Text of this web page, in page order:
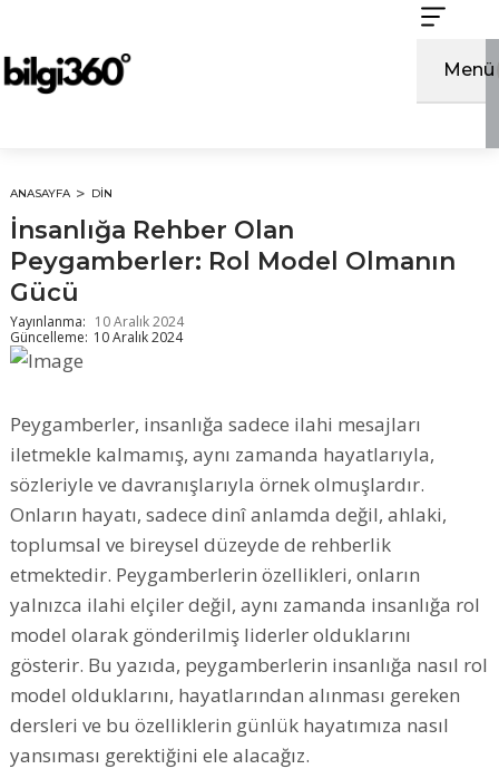
Menü
ANASAYFA DIN
İnsanlığa Rehber Olan
Peygamberler: Rol Model Olmanın
Gücü
Yayınlanma: 10 Aralık 2024
Güncelleme: 10 Aralık 2024
Peygamberler, insanlığa sadece ilahi mesajları
iletmekle kalmamış, aynı zamanda hayatlarıyla,
sözleriyle ve davranışlarıyla örnek olmuşlardır.
Onların hayatı, sadece dinî anlamda değil, ahlaki,
toplumsal ve bireysel düzeyde de rehberlik
etmektedir. Peygamberlerin özellikleri, onların
yalnızca ilahi elçiler değil, aynı zamanda insanlığa rol
model olarak gönderilmiş liderler olduklarını
gösterir. Bu yazıda, peygamberlerin insanlığa nasıl rol
model olduklarını, hayatlarından alınması gereken
dersleri ve bu özelliklerin günlük hayatımıza nasıl
yansıması gerektiğini ele alacağız.